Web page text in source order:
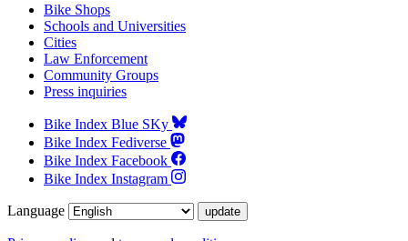
Bike Shops
Schools and Universities
Cities
Law Enforcement
Community Groups
Press inquiries
Bike Index Blue SKy
Bike Index Fediverse
Bike Index Facebook
Bike Index Instagram
Language